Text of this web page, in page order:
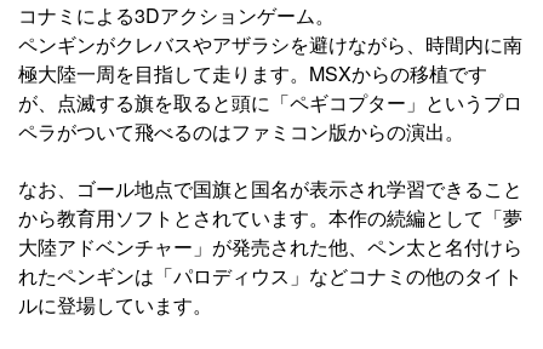
コナミによる3Dアクションゲーム。
ペンギンがクレバスやアザラシを避けながら、時間内に南
極大陸一周を目指して走ります。MSXからの移植です
が、点滅する旗を取ると頭に「ペギコプター」というプロ
ペラがついて飛べるのはファミコン版からの演出。
なお、ゴール地点で国旗と国名が表示され学習できること
から教育用ソフトとされています。本作の続編として「夢
大陸アドベンチャー」が発売された他、ペン太と名付けら
れたペンギンは「パロディウス」などコナミの他のタイト
ルに登場しています。